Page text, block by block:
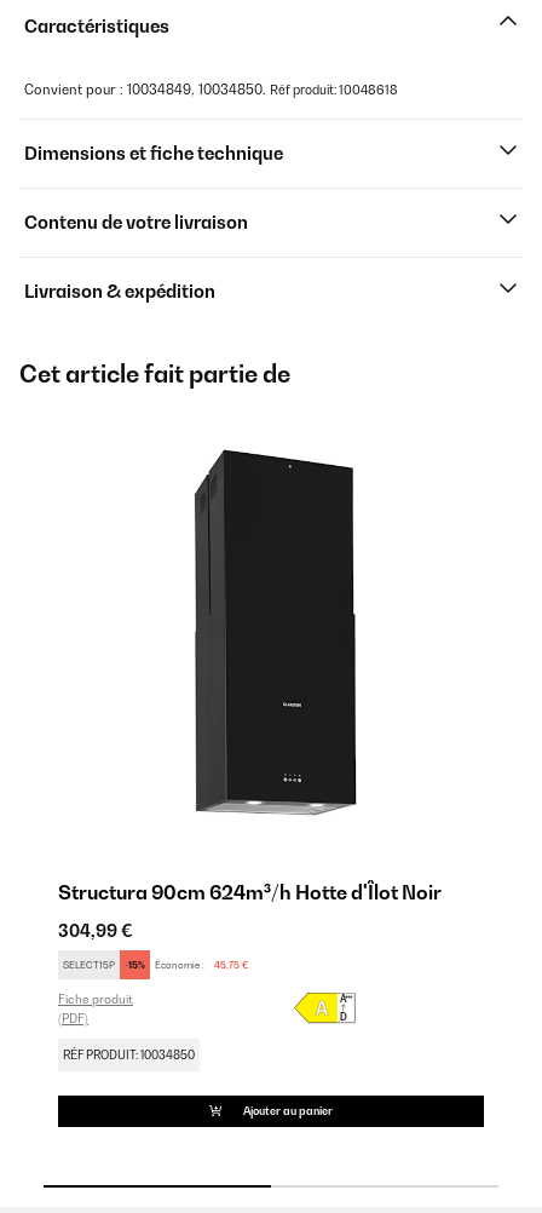
Caractéristiques
Convient pour : 10034849, 10034850. Réf produit: 10048618
Dimensions et fiche technique
Contenu de votre livraison
Livraison & expédition
Cet article fait partie de
Structura 90cm 624m³/h Hotte d'Îlot Noir
304,99 €
SELECT15P -15% Économie : 45,75 €
Fiche produit
(PDF)
RÉF PRODUIT: 10034850
Ajouter au panier